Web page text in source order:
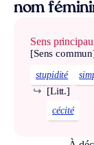
nom
Sens
[Sens
stupidité
[Litt.]
↪
cécité